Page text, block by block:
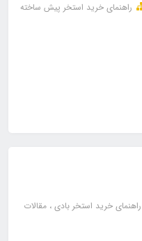
راهنمای خرید استخر پیش ساخته
راهنمای خرید استخر بادی مقالات